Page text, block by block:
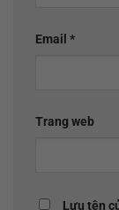
Email *
Trang web
Lưu tên